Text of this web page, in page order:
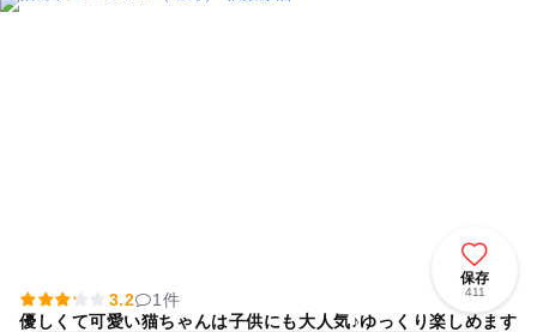
保存
411
3.2
1件
優しくて可愛い猫ちゃんは子供にも大人気♪ゆっくり楽しめます